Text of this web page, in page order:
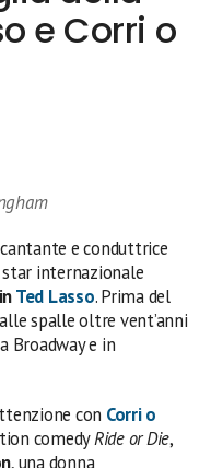
e Corri o
cantante e conduttrice
internazionale
Ted Lasso. Prima del
spalle oltre vent’anni
Broadway e in
con Corri o
comedyRide or Die,
, una donna